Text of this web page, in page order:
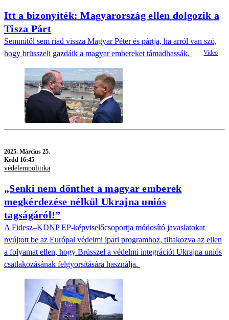
Itt a bizonyíték: Magyarország ellen dolgozik a
Tisza Párt
Semmitől sem riad vissza Magyar Péter és pártja, ha arról van szó,
hogy brüsszeli gazdáik a magyar embereket támadhassák.
2025. Március 25.
Kedd 16:45
védelempolitika
„Senki nem dönthet a magyar emberek
megkérdezése nélkül Ukrajna uniós
tagságáról!”
A Fidesz–KDNP EP-képviselőcsoportja módosító javaslatokat
nyújtott be az Európai védelmi ipari programhoz, tiltakozva az ellen
a folyamat ellen, hogy Brüsszel a védelmi integrációt Ukrajna uniós
csatlakozásának felgyorsítására használja.